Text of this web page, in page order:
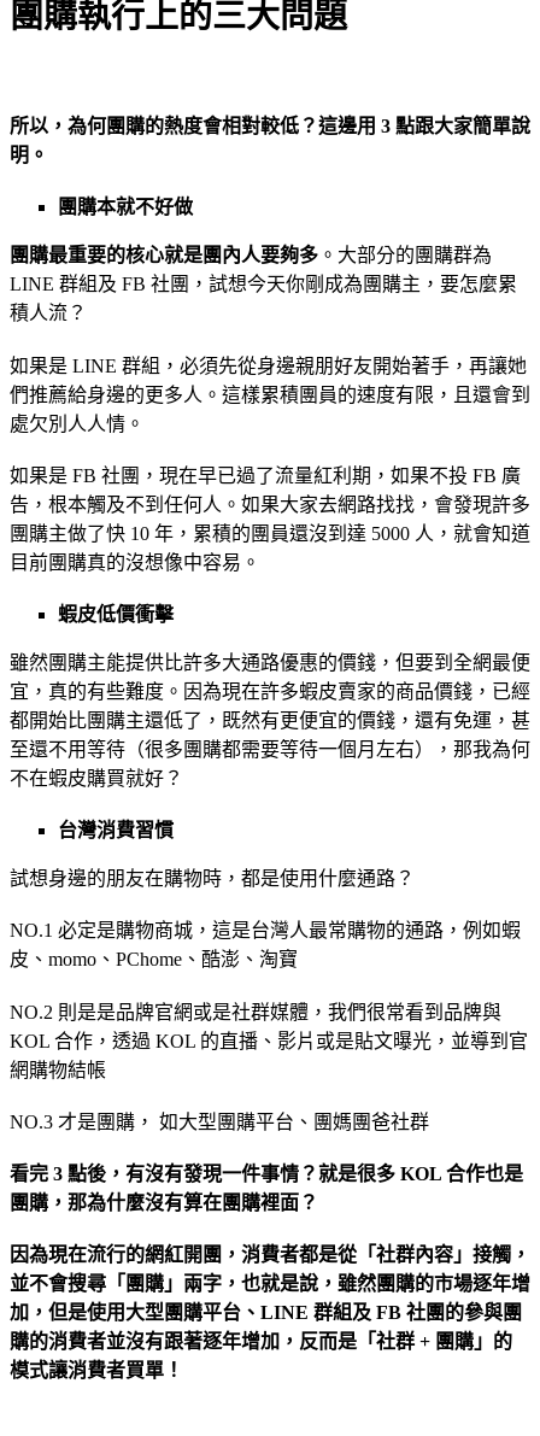
團購執行上的三大問題
所以，為何團購的熱度會相對較低？這邊用 3 點跟大家簡單說
明。
團購本就不好做
團購最重要的核心就是團內人要夠多 。大部分的團購群為
LINE 群組及 FB 社團，試想今天你剛成為團購主，要怎麼累
積人流？
如果是 LINE 群組，必須先從身邊親朋好友開始著手，再讓她
們推薦給身邊的更多人。這樣累積團員的速度有限，且還會到
處欠別人人情。
如果是 FB 社團，現在早已過了流量紅利期，如果不投 FB 廣
告，根本觸及不到任何人。如果大家去網路找找，會發現許多
團購主做了快 10 年，累積的團員還沒到達 5000 人，就會知道
目前團購真的沒想像中容易。
蝦皮低價衝擊
雖然團購主能提供比許多大通路優惠的價錢，但要到全網最便
宜，真的有些難度。因為現在許多蝦皮賣家的商品價錢，已經
都開始比團購主還低了，既然有更便宜的價錢，還有免運，甚
至還不用等待（很多團購都需要等待一個月左右），那我為何
不在蝦皮購買就好？
台灣消費習慣
試想身邊的朋友在購物時，都是使用什麼通路？
NO.1 必定是購物商城，這是台灣人最常購物的通路，例如蝦
皮、momo、PChome、酷澎、淘寶
NO.2 則是是品牌官網或是社群媒體，我們很常看到品牌與
KOL 合作，透過 KOL 的直播、影片或是貼文曝光，並導到官
網購物結帳
NO.3 才是團購， 如大型團購平台、團媽團爸社群
看完 3 點後，有沒有發現一件事情？就是很多 KOL 合作也是
團購，那為什麼沒有算在團購裡面？
因為現在流行的網紅開團，消費者都是從「社群內容」接觸，
並不會搜尋「團購」兩字，也就是說，雖然團購的市場逐年增
加，但是使用大型團購平台、LINE 群組及 FB 社團的參與團
購的消費者並沒有跟著逐年增加，反而是「社群 + 團購」的
模式讓消費者買單！